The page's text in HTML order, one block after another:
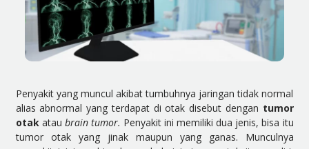
Penyakit yang muncul akibat tumbuhnya jaringan tidak normal
alias abnormal yang terdapat di otak disebut dengan tumor
otakatau brain tumor. Penyakit ini memiliki dua jenis, bisa itu
tumor otak yang jinak maupun yang ganas. Munculnya